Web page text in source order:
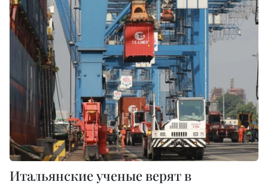
Итальянские ученые верят в